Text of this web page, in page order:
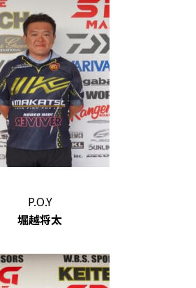
P.O.Y
堀越将太